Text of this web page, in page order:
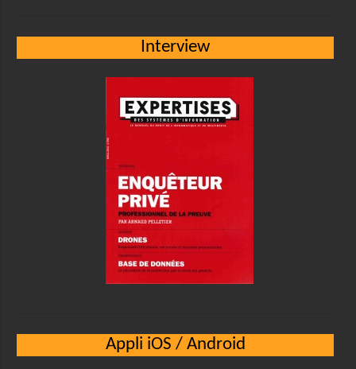
Interview
Appli iOS / Android